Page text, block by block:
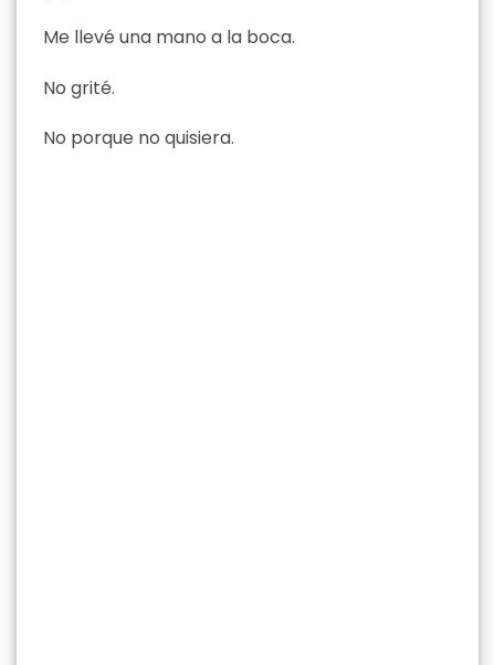
Me llevé una mano a la boca.
No grité.
No porque no quisiera.